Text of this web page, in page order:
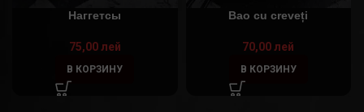
Наггетсы
75,00лей
В КОРЗИНУ
Bao cu creveți
70,00лей
В КОРЗИНУ